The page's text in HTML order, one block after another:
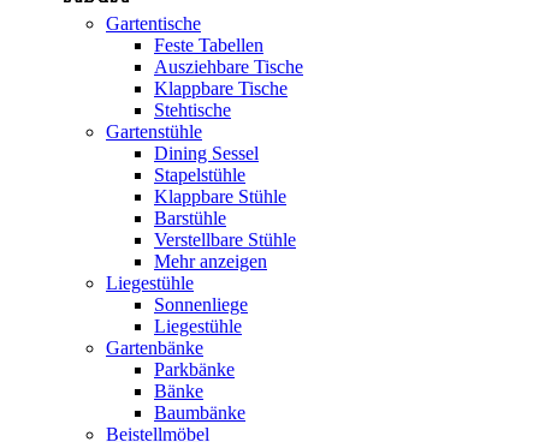
Gartentische
Feste Tabellen
Ausziehbare Tische
Klappbare Tische
Stehtische
Gartenstühle
Dining Sessel
Stapelstühle
Klappbare Stühle
Barstühle
Verstellbare Stühle
Mehr anzeigen
Liegestühle
Sonnenliege
Liegestühle
Gartenbänke
Parkbänke
Bänke
Baumbänke
Beistellmöbel